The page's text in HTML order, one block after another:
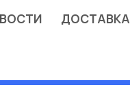
ДОСТАВКА